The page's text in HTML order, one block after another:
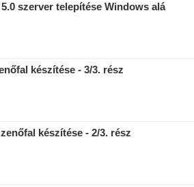
szerver telepítése Windows alá
készítése - 3/3. rész
készítése - 2/3. rész